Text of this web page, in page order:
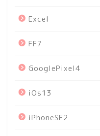
Excel
FF7
GooglePixel4
iOs13
iPhoneSE2